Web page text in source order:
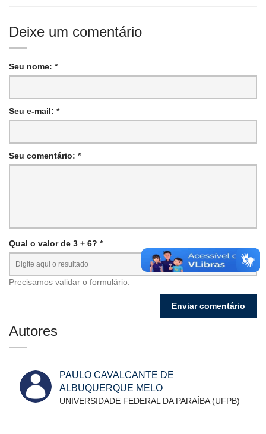
Deixe um comentário
Seu nome: *
Seu e-mail: *
Seu comentário: *
Qual o valor de 3 + 6? *
Precisamos validar o formulário.
Autores
PAULO CAVALCANTE DE
ALBUQUERQUE MELO
UNIVERSIDADE FEDERAL DA PARAÍBA (UFPB)